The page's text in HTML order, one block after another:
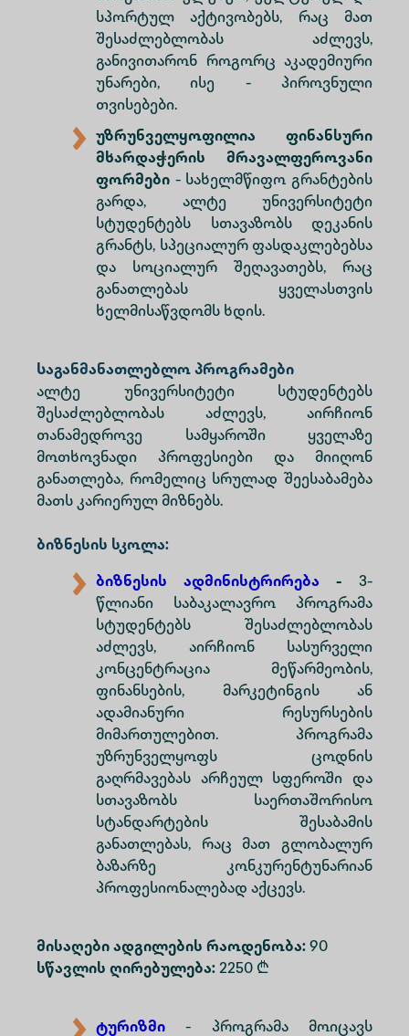
სპორტულ აქტივობებს, რაც მათ
შესაძლებლობას აძლევს,
განივითარონ როგორც აკადემიური
უნარები, ისე - პიროვნული
თვისებები.
უზრუნველყოფილია ფინანსური
მხარდაჭერის მრავალფეროვანი
ფორმები - სახელმწიფო გრანტების
გარდა, ალტე უნივერსიტეტი
სტუდენტებს სთავაზობს დეკანის
გრანტს, სპეციალურ ფასდაკლებებსა
და სოციალურ შეღავათებს, რაც
განათლებას ყველასთვის
ხელმისაწვდომს ხდის.
Საგანმანათლებლო პროგრამები
ალტე უნივერსიტეტი სტუდენტებს
შესაძლებლობას აძლევს, აირჩიონ
თანამედროვე სამყაროში ყველაზე
მოთხოვნადი პროფესიები და მიიღონ
განათლება, რომელიც სრულად შეესაბამება
მათს კარიერულ მიზნებს.
ბიზნესის სკოლა:
ბიზნესის ადმინისტრირება - 3-
წლიანი საბაკალავრო პროგრამა
სტუდენტებს შესაძლებლობას
აძლევს, აირჩიონ სასურველი
კონცენტრაცია მეწარმეობის,
ფინანსების, მარკეტინგის ან
ადამიანური რესურსების
მიმართულებით. პროგრამა
უზრუნველყოფს ცოდნის
გაღრმავებას არჩეულ სფეროში და
სთავაზობს საერთაშორისო
სტანდარტების შესაბამის
განათლებას, რაც მათ გლობალურ
ბაზარზე კონკურენტუნარიან
პროფესიონალებად აქცევს.
მისაღები ადგილების რაოდენობა: 90
სწავლის ღირებულება: 2250 ₾
ტურიზმი - პროგრამა მოიცავს